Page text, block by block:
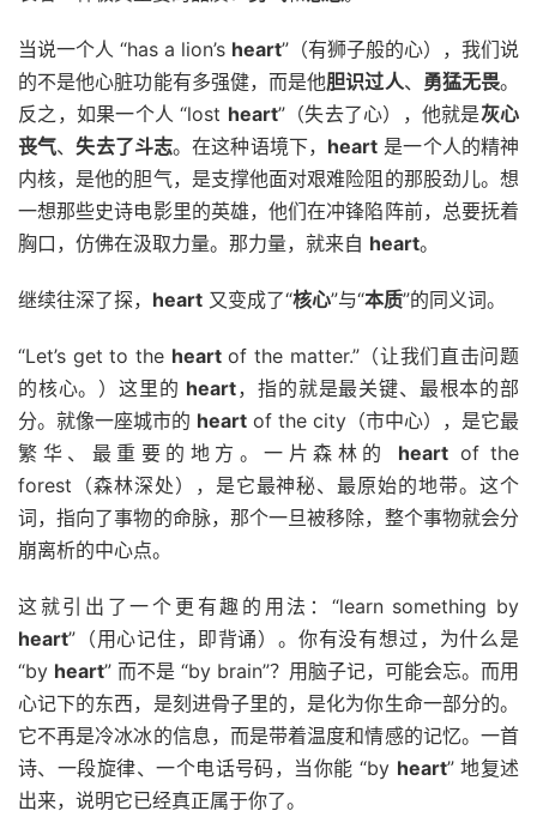
当说一个人 “has a lion’s heart”（有狮子般的心），我们说
的不是他心脏功能有多强健，而是他胆识过人、 勇猛无畏。
反之，如果一个人 “lost heart”（失去了心），他就是灰心
丧气、失去了斗志。在这种语境下， heart 是一个人的精神
内核，是他的胆气，是支撑他面对艰难险阻的那股劲儿。想
一想那些史诗电影里的英雄，他们在冲锋陷阵前，总要抚着
胸口，仿佛在汲取力量。那力量，就来自 heart。
继续往深了探， heart 又变成了“核心”与“本质”的同义词。
“Let’s get to the heartof the matter.”（让我们直击问题
的核心。）这里的 heart，指的就是最关键、最根本的部
分。就像一座城市的 heart of the city（市中心），是它最
繁华、最重要的地方。一片森林的 heart of the
forest（森林深处），是它最神秘、最原始的地带。这个
词，指向了事物的命脉，那个一旦被移除，整个事物就会分
崩离析的中心点。
这就引出了一个更有趣的用法：“learn something by
heart”（用心记住，即背诵）。你有没有想过，为什么是
“by heart” 而不是 “by brain”？用脑子记，可能会忘。而用
心记下的东西，是刻进骨子里的，是化为你生命一部分的。
它不再是冷冰冰的信息，而是带着温度和情感的记忆。一首
诗、一段旋律、一个电话号码，当你能 “by heart” 地复述
出来，说明它已经真正属于你了。